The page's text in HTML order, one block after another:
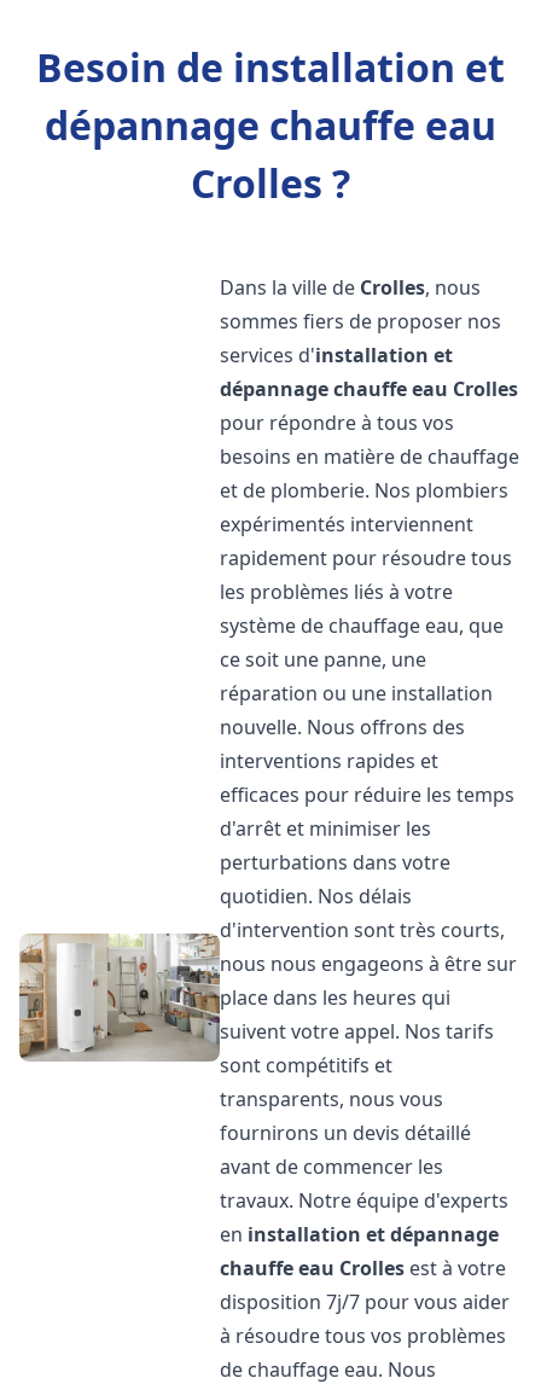
Besoin de installation et
dépannage chauffe eau
Crolles ?
Dans la ville de Crolles, nous
sommes fiers de proposer nos
services d'installation et
dépannage chauffe eau Crolles
pour répondre à tous vos
besoins en matière de chauffage
et de plomberie. Nos plombiers
expérimentés interviennent
rapidement pour résoudre tous
les problèmes liés à votre
système de chauffage eau, que
ce soit une panne, une
réparation ou une installation
nouvelle. Nous offrons des
interventions rapides et
efficaces pour réduire les temps
d'arrêt et minimiser les
perturbations dans votre
quotidien. Nos délais
d'intervention sont très courts,
nous nous engageons à être sur
place dans les heures qui
suivent votre appel. Nos tarifs
sont compétitifs et
transparents, nous vous
fournirons un devis détaillé
avant de commencer les
travaux. Notre équipe d'experts
en installation et dépannage
chauffe eau Crolles est à votre
disposition 7j/7 pour vous aider
à résoudre tous vos problèmes
de chauffage eau. Nous